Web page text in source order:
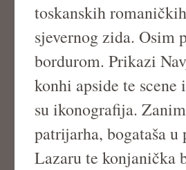
toskanskih
sjevernog zida. Osim
bordurom. Prikazi
konhi apside te
su ikonograﬁja.
patrijarha, bogataša
Lazaru te konjanička